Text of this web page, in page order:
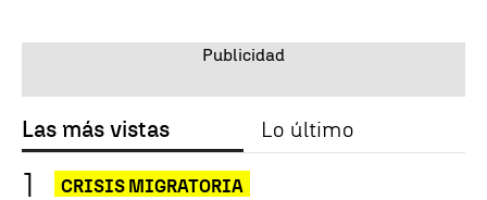
Las más vistas Lo último
CRISIS MIGRATORIA